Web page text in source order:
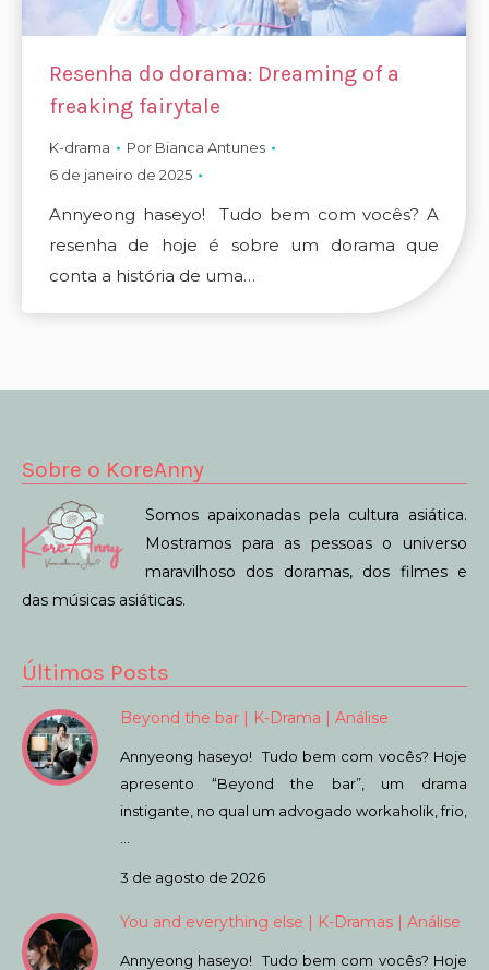
Resenha do dorama: Dreaming of a
freaking fairytale
K-drama Por Bianca Antunes
6 de janeiro de 2025
Annyeong haseyo! Tudo bem com vocês? A
resenha de hoje é sobre um dorama que
conta a história de uma…
Sobre o KoreAnny
Somos apaixonadas pela cultura asiática.
Mostramos para as pessoas o universo
maravilhoso dos doramas, dos filmes e
das músicas asiáticas.
Últimos Posts
Beyond the bar | K-Drama | Análise
Annyeong haseyo! Tudo bem com vocês? Hoje
apresento “Beyond the bar”, um drama
instigante, no qual um advogado workaholik, frio,
3 de agosto de 2026
You and everything else | K-Dramas | Análise
Annyeong haseyo! Tudo bem com vocês? Hoje